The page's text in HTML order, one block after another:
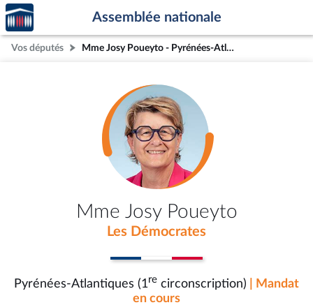
Aller au contenu
Aller en bas de la page
Accèder
à la
page
d'accueil
Assemblée nationale
Vos députés Mme Josy Poueyto - Pyrénées-Atlantiques (1re circonscription)
Mme Josy Poueyto
Les Démocrates
Pyrénées-Atlantiques (1re circonscription)
| Mandat
en cours